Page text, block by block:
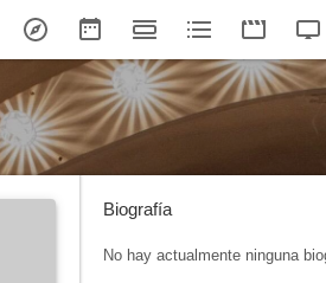
Biografía
No hay actualmente ninguna